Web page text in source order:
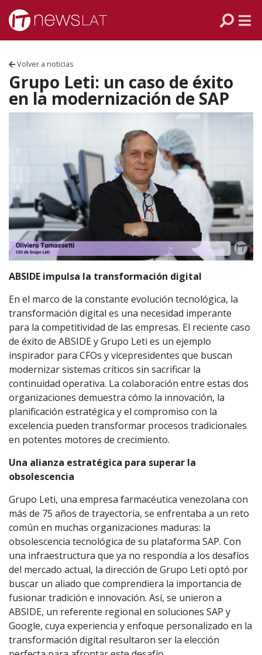
Skip to content
Volver a noticias
Grupo Leti: un caso de éxito
en la modernización de SAP
ABSIDE impulsa la transformación digital
En el marco de la constante evolución tecnológica, la
transformación digital es una necesidad imperante
para la competitividad de las empresas. El reciente caso
de éxito de ABSIDE y Grupo Leti es un ejemplo
inspirador para CFOs y vicepresidentes que buscan
modernizar sistemas críticos sin sacrificar la
continuidad operativa. La colaboración entre estas dos
organizaciones demuestra cómo la innovación, la
planificación estratégica y el compromiso con la
excelencia pueden transformar procesos tradicionales
en potentes motores de crecimiento.
Una alianza estratégica para superar la
obsolescencia
Grupo Leti, una empresa farmacéutica venezolana con
más de 75 años de trayectoria, se enfrentaba a un reto
común en muchas organizaciones maduras: la
obsolescencia tecnológica de su plataforma SAP. Con
una infraestructura que ya no respondía a los desafíos
del mercado actual, la dirección de Grupo Leti optó por
buscar un aliado que comprendiera la importancia de
fusionar tradición e innovación. Así, se unieron a
ABSIDE, un referente regional en soluciones SAP y
Google, cuya experiencia y enfoque personalizado en la
transformación digital resultaron ser la elección
ECUADOR
PERÚ
CHILE
ARGENTINA
MÉXICO